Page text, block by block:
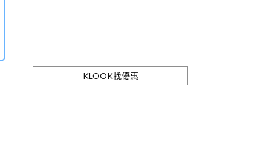
KLOOK找優惠